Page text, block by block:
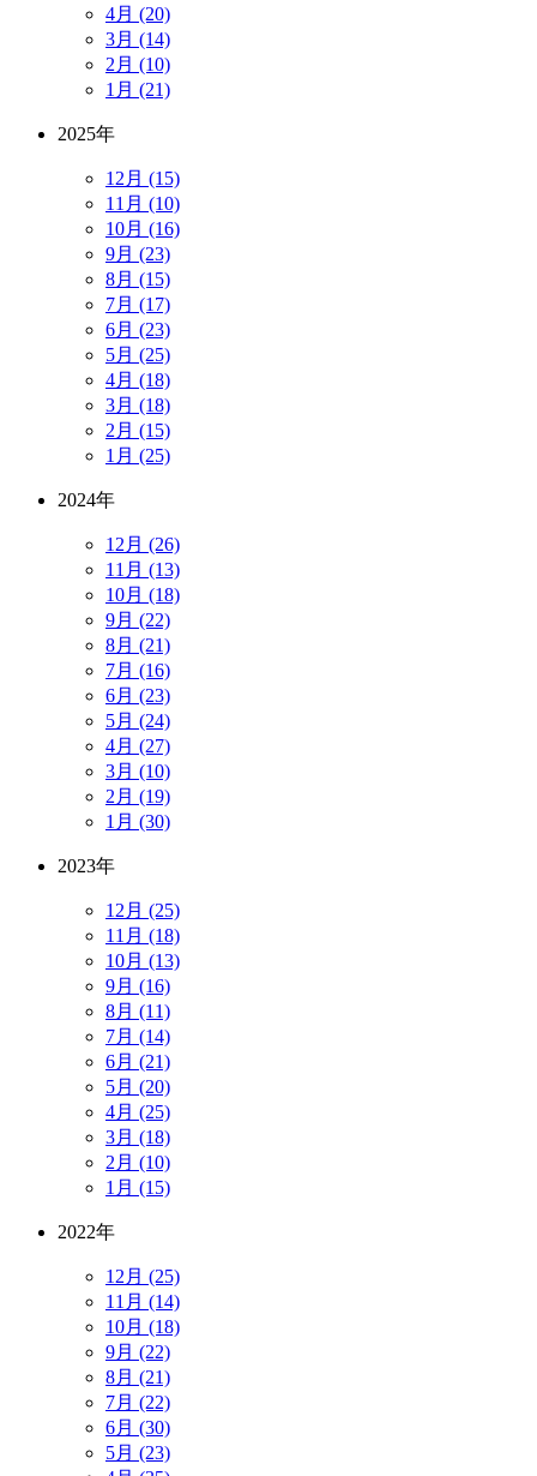
4月 (20)
3月 (14)
2月 (10)
1月 (21)
2025年
12月 (15)
11月 (10)
10月 (16)
9月 (23)
8月 (15)
7月 (17)
6月 (23)
5月 (25)
4月 (18)
3月 (18)
2月 (15)
1月 (25)
2024年
12月 (26)
11月 (13)
10月 (18)
9月 (22)
8月 (21)
7月 (16)
6月 (23)
5月 (24)
4月 (27)
3月 (10)
2月 (19)
1月 (30)
2023年
12月 (25)
11月 (18)
10月 (13)
9月 (16)
8月 (11)
7月 (14)
6月 (21)
5月 (20)
4月 (25)
3月 (18)
2月 (10)
1月 (15)
2022年
12月 (25)
11月 (14)
10月 (18)
9月 (22)
8月 (21)
7月 (22)
6月 (30)
5月 (23)